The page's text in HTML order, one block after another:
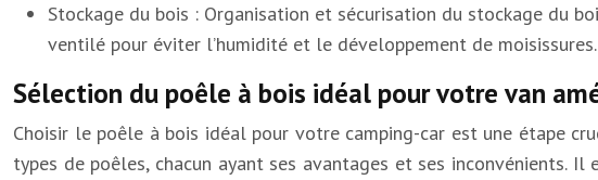
Stockage du bois : Organisation et sécurisation du stockage du
ventilé pour éviter l’humidité et le développement de moisissures.
Sélection du poêle à bois idéal pour votre van
Choisir le poêle à bois idéal pour votre camping-car est une étape
types de poêles, chacun ayant ses avantages et ses